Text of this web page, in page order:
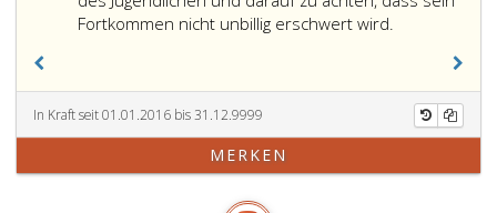
der
Mitteln
gezahlt
wird,
sich
bereit
erklärt
hat,
dürfen
nicht
Zustimmung
nicht
voraus
(Paragraph
204,
2,
Fortkommen nicht unbillig erschwert wird.
und
einem
sonstigen
In Kraft seit 01.01.2016 bis 31.12.9999
MERKEN